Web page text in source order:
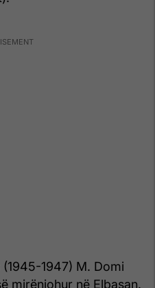
1947) M. Domi
mirënjohur në Elbasan.